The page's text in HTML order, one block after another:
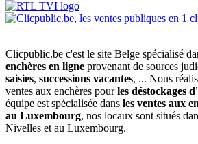
Clicpublic.be c'est le site Belge spécialisé
enchères en ligne provenant de sources
saisies, successions vacantes, ... Nous
ventes aux enchères pourles déstockages
équipe est spécialisée dans les ventes aux
au Luxembourg, nos locaux sont situés
Nivelles et au Luxembourg.